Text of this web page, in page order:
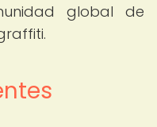
global de